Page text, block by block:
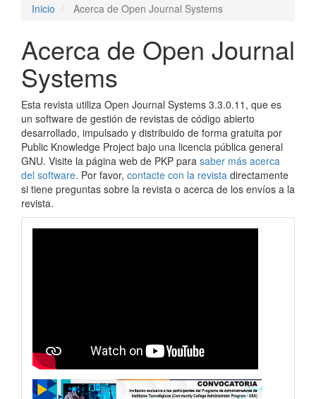
Inicio Acerca de Open Journal Systems
Acerca de Open Journal
Systems
Esta revista utiliza Open Journal Systems 3.3.0.11, que es
un software de gestión de revistas de código abierto
desarrollado, impulsado y distribuido de forma gratuita por
Public Knowledge Project bajo una licencia pública general
GNU. Visite la página web de PKP para saber más acerca
del software. Por favor, contacte con la revista directamente
si tiene preguntas sobre la revista o acerca de los envíos a la
revista.
revistavideo